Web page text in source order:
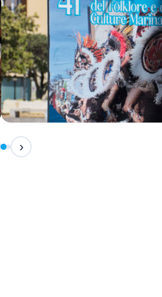
IN CORSO
Festival Internazionale del
›